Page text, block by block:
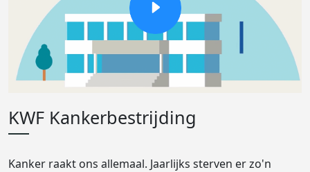
KWF Kankerbestrijding
Kanker raakt ons allemaal. Jaarlijks sterven er zo'n